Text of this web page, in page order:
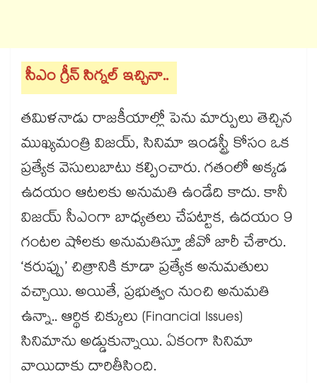
సీఎం గ్రీన్ సిగ్నల్ ఇచ్చినా..
తమిళనాడు రాజకీయాల్లో పెను మార్పులు తెచ్చిన
ముఖ్యమంత్రి విజయ్, సినిమా ఇండస్ట్రీ కోసం ఒక
ప్రత్యేక వెసులుబాటు కల్పించారు. గతంలో అక్కడ
ఉదయం ఆటలకు అనుమతి ఉండేది కాదు. కానీ
విజయ్ సీఎంగా బాధ్యతలు చేపట్టాక, ఉదయం 9
గంటల షోలకు అనుమతిస్తూ జీవో జారీ చేశారు.
‘కరుప్పు’ చిత్రానికి కూడా ప్రత్యేక అనుమతులు
వచ్చాయి. అయితే, ప్రభుత్వం నుంచి అనుమతి
ఉన్నా.. ఆర్థిక చిక్కులు (Financial Issues)
సినిమాను అడ్డుకున్నాయి. ఏకంగా సినిమా
వాయిదాకు దారితీసింది.